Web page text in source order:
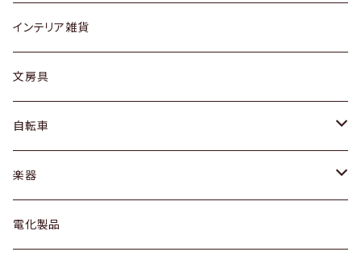
ローテーブル / サイドテーブル
デスク / コンソール
ドレッサー
シェルフ
キュリオケース / 飾り棚
フロアライト
リング
ピアス / イヤリング
財布
バッグ
アウター
トップス
ワンピース
グラス / タンブラー
カップ / マグ
プレート / ボウル
カトラリー
ケトル / ティーポット
インテリア雑貨
文房具
自転車
dahon
楽器
ギター
電化製品